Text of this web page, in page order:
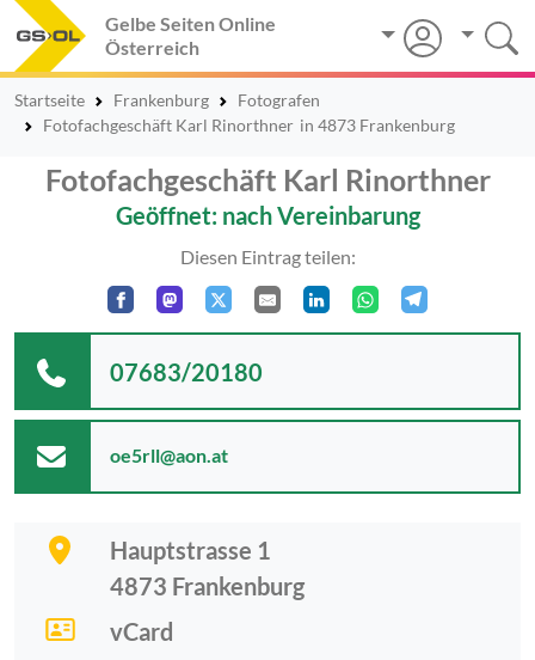
Gelbe Seiten Online
Österreich
Startseite Frankenburg
Fotografen
Fotofachgeschäft Karl Rinorthner in 4873 Frankenburg
Fotofachgeschäft Karl Rinorthner
Geöffnet: nach Vereinbarung
Diesen Eintrag teilen:
Hauptstrasse 1
4873 Frankenburg
vCard
07683/20180
oe5rll@aon.at